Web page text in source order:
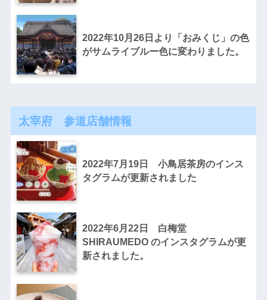
2022年10月26日より「おみくじ」の色
がサムライブルー色に変わりました。
太宰府 参道店舗情報
2022年7月19日 小鳥居茶房のインス
タグラムが更新されました
2022年6月22日 白梅堂
SHIRAUMEDO のインスタグラムが更
新されました。